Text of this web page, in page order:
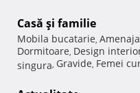
Casă şi familie
Mobila bucatarie,
Dormitoare, Design
singura, Gravide, Femei